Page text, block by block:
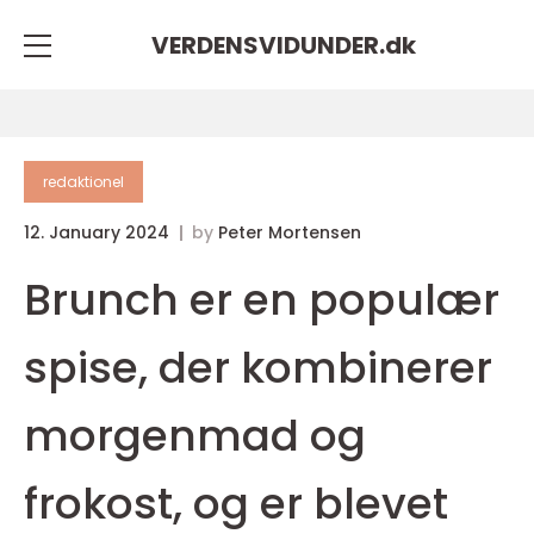
VERDENSVIDUNDER.dk
redaktionel
12. January 2024 by Peter Mortensen
Brunch er en populær
spise, der kombinerer
morgenmad og
frokost, og er blevet